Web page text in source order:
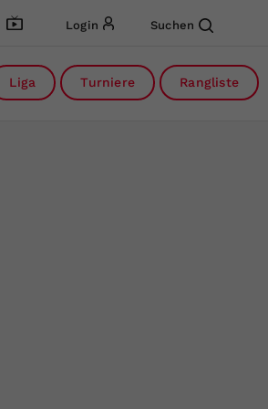
Login Suchen
Liga Turniere Rangliste